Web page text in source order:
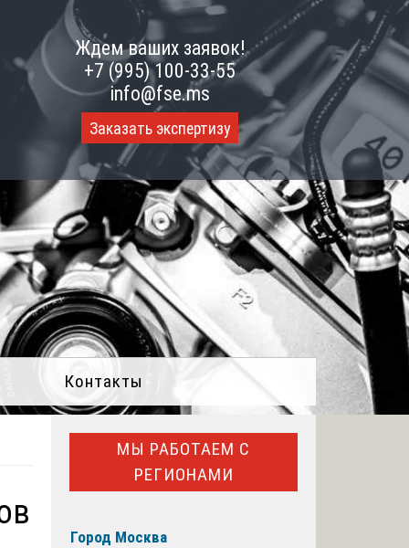
Ждем ваших заявок!
+7 (995) 100-33-55
info@fse.ms
Заказать экспертизу
Контакты
МЫ РАБОТАЕМ С
РЕГИОНАМИ
Город Москва